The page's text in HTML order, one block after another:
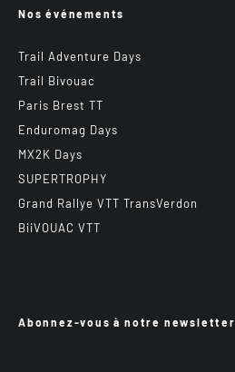
Nos événements
Trail Adventure Days
Trail Bivouac
Paris Brest TT
Enduromag Days
MX2K Days
SUPERTROPHY
Grand Rallye VTT TransVerdon
BiiVOUAC VTT
Abonnez-vous à notre newsletter